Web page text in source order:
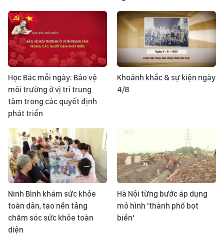
Học Bác mỗi ngày: Bảo vệ
môi trường ở vị trí trung
tâm trong các quyết định
phát triển
Khoảnh khắc & sự kiện ngày
4/8
Ninh Bình khám sức khỏe
toàn dân, tạo nền tảng
chăm sóc sức khỏe toàn
diện
Hà Nội từng bước áp dụng
mô hình 'thành phố bọt
biển'